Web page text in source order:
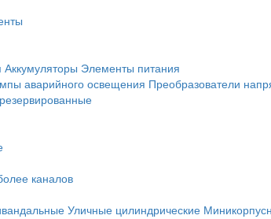
Аккумуляторы Элементы питания
аварийного освещения Преобразователи
каналов
Уличные цилиндрические